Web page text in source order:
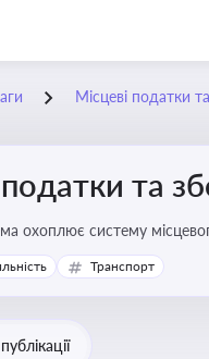
Місцеві податки
та
Транспорт